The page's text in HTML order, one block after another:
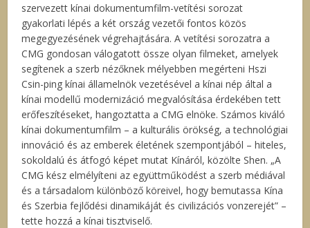
szervezett kínai dokumentumfilm-vetítési sorozat
gyakorlati lépés a két ország vezetői fontos közös
megegyezésének végrehajtására. A vetítési sorozatra a
CMG gondosan válogatott össze olyan filmeket, amelyek
segítenek a szerb nézőknek mélyebben megérteni Hszi
Csin-ping kínai államelnök vezetésével a kínai nép által a
kínai modellű modernizáció megvalósítása érdekében tett
erőfeszítéseket, hangoztatta a CMG elnöke. Számos kiváló
kínai dokumentumfilm – a kulturális örökség, a technológiai
innováció és az emberek életének szempontjából – hiteles,
sokoldalú és átfogó képet mutat Kínáról, közölte Shen. „A
CMG kész elmélyíteni az együttműködést a szerb médiával
és a társadalom különböző köreivel, hogy bemutassa Kína
és Szerbia fejlődési dinamikáját és civilizációs vonzerejét” –
tette hozzá a kínai tisztviselő.